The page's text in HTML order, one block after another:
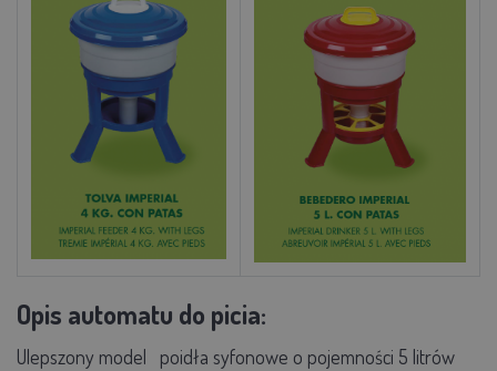
Opis automatu do picia:
Ulepszony model poidła syfonowe o pojemności 5 litrów